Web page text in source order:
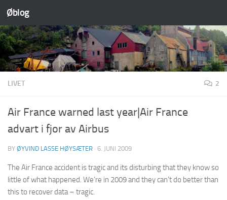
Skip to content
Øblog
LIVET 2
Air France warned last year|Air France
advart i fjor av Airbus
BY ØYVIND LASSE HØYSÆTER · 6. JUNI 2009
The Air France accident is tragic and its disturbing that they know so
little of what happened. We’re in 2009 and they can’t do better than
this to recover data – tragic.